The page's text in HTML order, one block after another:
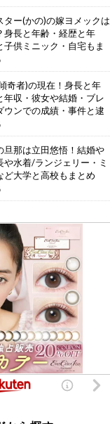
ター(かの)の嫁ヨメックは
身長と年齢・経歴と年
子供ミニック・自宅もま
奇者)の現在！身長と年
年収・彼女や結婚・ブレ
ウンでの成績・事件と逮
旦那は立田悠悟！結婚や
や水着/ランジェリー・ミ
ど大学と高校もまとめ